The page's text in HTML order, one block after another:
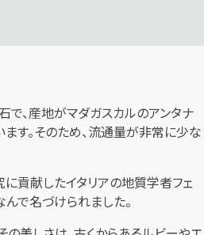
、産地がマダガスカルのアンタナ
す。そのため、流通量が非常に少な
貢献したイタリアの地質学者フェ
んで名づけられました。